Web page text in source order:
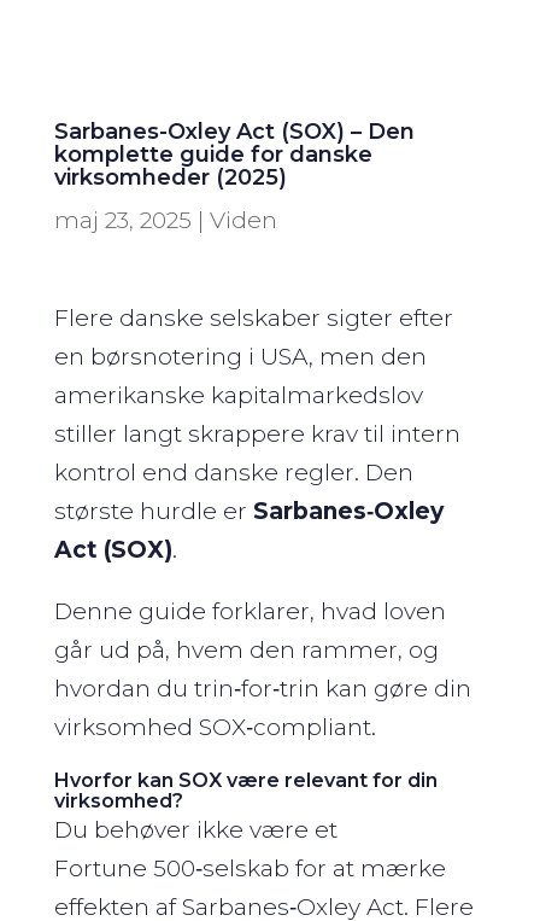
Sarbanes-Oxley Act (SOX) – Den
komplette guide for danske
virksomheder (2025)
maj 23, 2025 | Viden
Flere danske selskaber sigter efter
en børsnotering i USA, men den
amerikanske kapital­markedslov
stiller langt skrappere krav til intern
kontrol end danske regler. Den
største hurdle er Sarbanes‑Oxley
Act (SOX).
Denne guide forklarer, hvad loven
går ud på, hvem den rammer, og
hvordan du trin‑for‑trin kan gøre din
virksomhed SOX‑compliant.
Hvorfor kan SOX være relevant for din
virksomhed?
Du behøver ikke være et
Fortune 500‑selskab for at mærke
effekten af Sarbanes‑Oxley Act. Flere